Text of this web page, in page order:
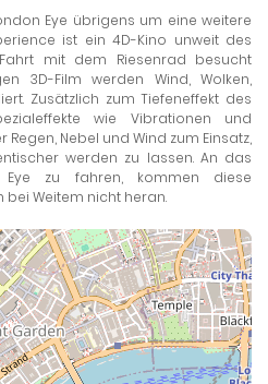
Eye übrigens um eine weitere
ist ein 4D-Kino unweit des
mit dem Riesenrad besucht
3D-Film werden Wind, Wolken,
Zusätzlich zum Tiefeneffekt des
wie Vibrationen und
Regen, Nebel und Wind zum Einsatz,
werden zu lassen. An das
zu fahren, kommen diese
Weitem nicht heran.